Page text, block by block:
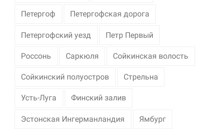
Петергоф Петергофская дорога
Петергофский уезд Петр Первый
Россонь Саркюля Сойкинская волость
Сойкинский полуостров Стрельна
Усть-Луга Финский залив
Эстонская Ингерманландия Ямбург